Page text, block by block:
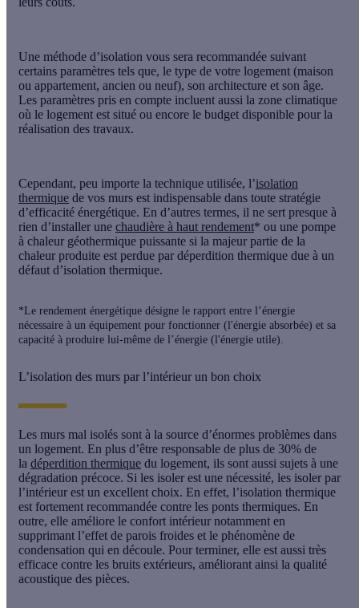
Une méthode d’isolation vous sera recommandée suivant
certains paramètres tels que, le type de votre logement (maison
ou appartement, ancien ou neuf), son architecture et son âge.
Les paramètres pris en compte incluent aussi la zone climatique
où le logement est situé ou encore le budget disponible pour la
réalisation des travaux.
Cependant, peu importe la technique utilisée, l’isolation
thermique de vos murs est indispensable dans toute stratégie
d’efficacité énergétique. En d’autres termes, il ne sert presque à
rien d’installer une chaudière à haut rendement* ou une pompe
à chaleur géothermique puissante si la majeur partie de la
chaleur produite est perdue par déperdition thermique due à un
défaut d’isolation thermique.
*Le rendement énergétique désigne le rapport entre l’énergie
nécessaire à un équipement pour fonctionner (l'énergie absorbée) et sa
capacité à produire lui-même de l’énergie (l'énergie utile).
L’isolation des murs par l’intérieur un bon choix
Les murs mal isolés sont à la source d’énormes problèmes dans
un logement. En plus d’être responsable de plus de 30% de
la déperdition thermique du logement, ils sont aussi sujets à une
dégradation précoce. Si les isoler est une nécessité, les isoler par
l’intérieur est un excellent choix. En effet, l’isolation thermique
est fortement recommandée contre les ponts thermiques. En
outre, elle améliore le confort intérieur notamment en
supprimant l’effet de parois froides et le phénomène de
condensation qui en découle. Pour terminer, elle est aussi très
efficace contre les bruits extérieurs, améliorant ainsi la qualité
acoustique des pièces.